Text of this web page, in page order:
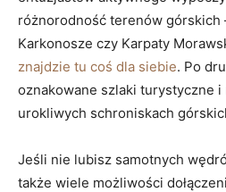
różnorodność terenów ‍górskich
Karkonosze‌ czy ⁢Karpaty
znajdzie tu coś dla siebie. Po
oznakowane‍ szlaki turystyczne
urokliwych schroniskach
Jeśli nie lubisz ⁣samotnych
także ⁤wiele możliwości⁢